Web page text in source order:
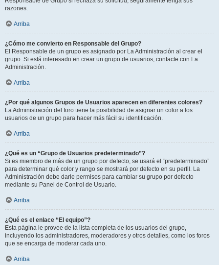
razones.
Arriba
¿Cómo me convierto en Responsable del Grupo?
El Responsable de un grupo es asignado por La Administración al crear el
grupo. Si está interesado en crear un grupo de usuarios, contacte con La
Administración.
Arriba
¿Por qué algunos Grupos de Usuarios aparecen en diferentes colores?
La Administración del foro tiene la posibilidad de asignar un color a los
usuarios de un grupo para hacer más fácil su identificación.
Arriba
¿Qué es un “Grupo de Usuarios predeterminado”?
Si es miembro de más de un grupo por defecto, se usará el “predeterminado”
para determinar qué color y rango se mostrará por defecto en su perfil. La
Administración debe darle permisos para cambiar su grupo por defecto
mediante su Panel de Control de Usuario.
Arriba
¿Qué es el enlace “El equipo”?
Esta página le provee de la lista completa de los usuarios del grupo,
incluyendo los administradores, moderadores y otros detalles, como los foros
que se encarga de moderar cada uno.
Arriba